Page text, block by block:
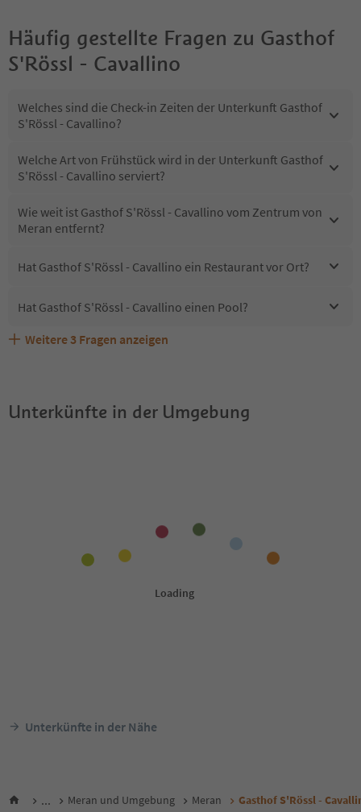
Häufig gestellte Fragen zu Gasthof
S'Rössl - Cavallino
Welches sind die Check-in Zeiten der Unterkunft Gasthof
S'Rössl - Cavallino?
Welche Art von Frühstück wird in der Unterkunft Gasthof
S'Rössl - Cavallino serviert?
Wie weit ist Gasthof S'Rössl - Cavallino vom Zentrum von
Meran entfernt?
Hat Gasthof S'Rössl - Cavallino ein Restaurant vor Ort?
Hat Gasthof S'Rössl - Cavallino einen Pool?
Sind Haustiere in der Unterkunft Gasthof S'Rössl -
Welche Services bietet Gasthof S'Rössl - Cavallino?
Erhalten die Gäste von Gasthof S'Rössl - Cavallino einen
Weitere 3 Fragen anzeigen
Unterkünfte in der Umgebung
Unterkünfte in der Nähe
... Meran und Umgebung Meran Gasthof S'Rössl -